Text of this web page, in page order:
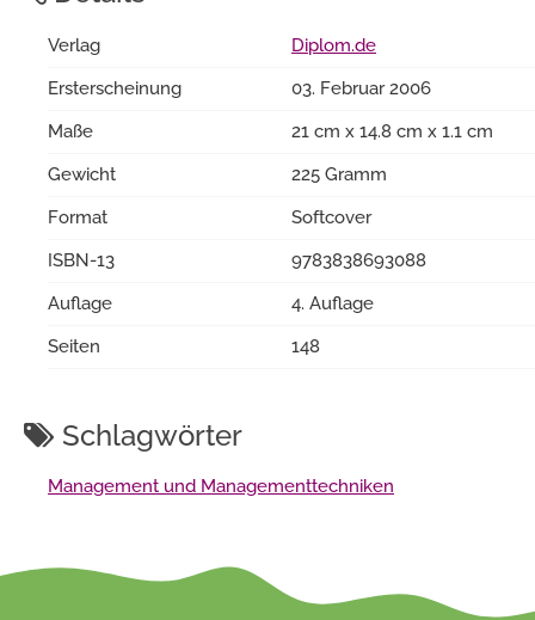
Verlag
Diplom.de
Ersterscheinung
03. Februar 2006
Maße
21 cm x 14.8 cm x 1.1 cm
Gewicht
225 Gramm
Format
Softcover
ISBN-13
9783838693088
Auflage
4. Auflage
Seiten
148
Schlagwörter
Management und Managementtechniken